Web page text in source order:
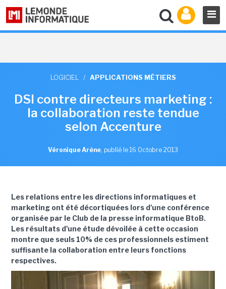
LOGICIEL / APPLICATIONS MÉTIERS
DSI contre directeurs marketing :
la collaboration reste tendue
selon Accenture
Véronique Arène, publié le 16 Octobre 2013
Les relations entre les directions informatiques et
marketing ont été décortiquées lors d'une conférence
organisée par le Club de la presse informatique BtoB.
Les résultats d'une étude dévoilée à cette occasion
montre que seuls 10% de ces professionnels estiment
suffisante la collaboration entre leurs fonctions
respectives.